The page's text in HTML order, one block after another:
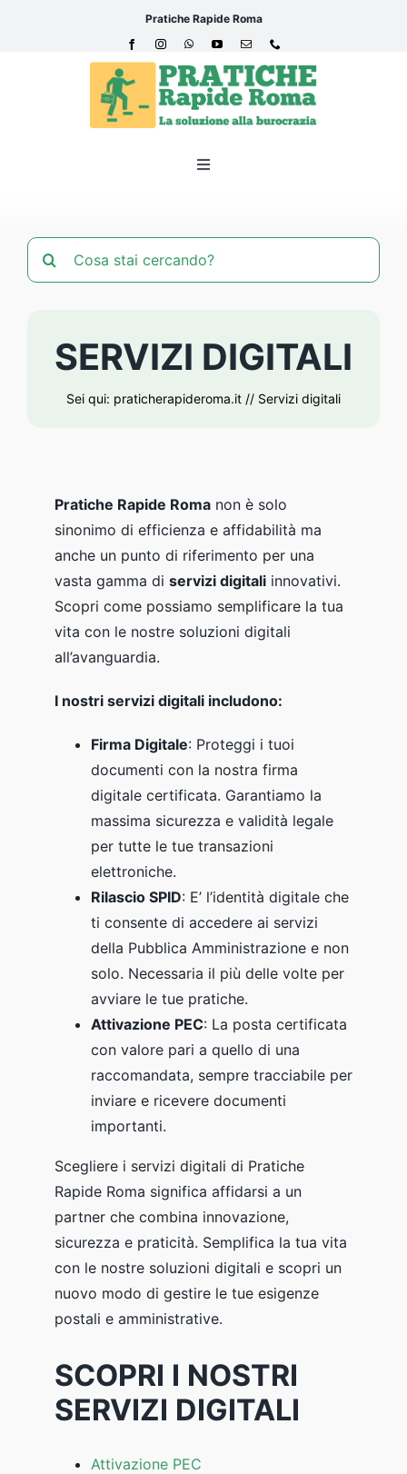
Pratiche Rapide Roma
Toggle
Disbrigo pratiche
Dove siamo
Cerca
per:
SERVIZI DIGITALI
Sei qui: praticherapideroma.it // Servizi digitali
Pratiche Rapide Romanon è solo
sinonimo di efficienza e affidabilità ma
anche un punto di riferimento per una
vasta gamma di servizi digitaliinnovativi.
Scopri come possiamo semplificare la tua
vita con le nostre soluzioni digitali
all’avanguardia.
I nostri servizi digitali includono:
Firma Digitale: Proteggi i tuoi
documenti con la nostra firma
digitale certificata. Garantiamo la
massima sicurezza e validità legale
per tutte le tue transazioni
elettroniche.
Rilascio SPID: E’ l’identità digitale che
ti consente di accedere ai servizi
della Pubblica Amministrazione e non
solo. Necessaria il più delle volte per
avviare le tue pratiche.
Attivazione PEC: La posta certificata
con valore pari a quello di una
raccomandata, sempre tracciabile per
inviare e ricevere documenti
importanti.
Scegliere i servizi digitali di Pratiche
Rapide Roma significa affidarsi a un
partner che combina innovazione,
sicurezza e praticità. Semplifica la tua vita
con le nostre soluzioni digitali e scopri un
nuovo modo di gestire le tue esigenze
postali e amministrative.
SCOPRI I NOSTRI
SERVIZI DIGITALI
Attivazione PEC